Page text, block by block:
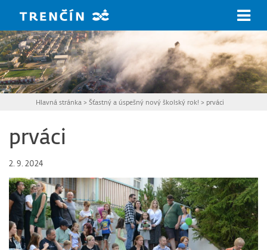
Hlavná stránka >Šťastný a úspešný nový školský rok! > prváci
prváci
2. 9. 2024